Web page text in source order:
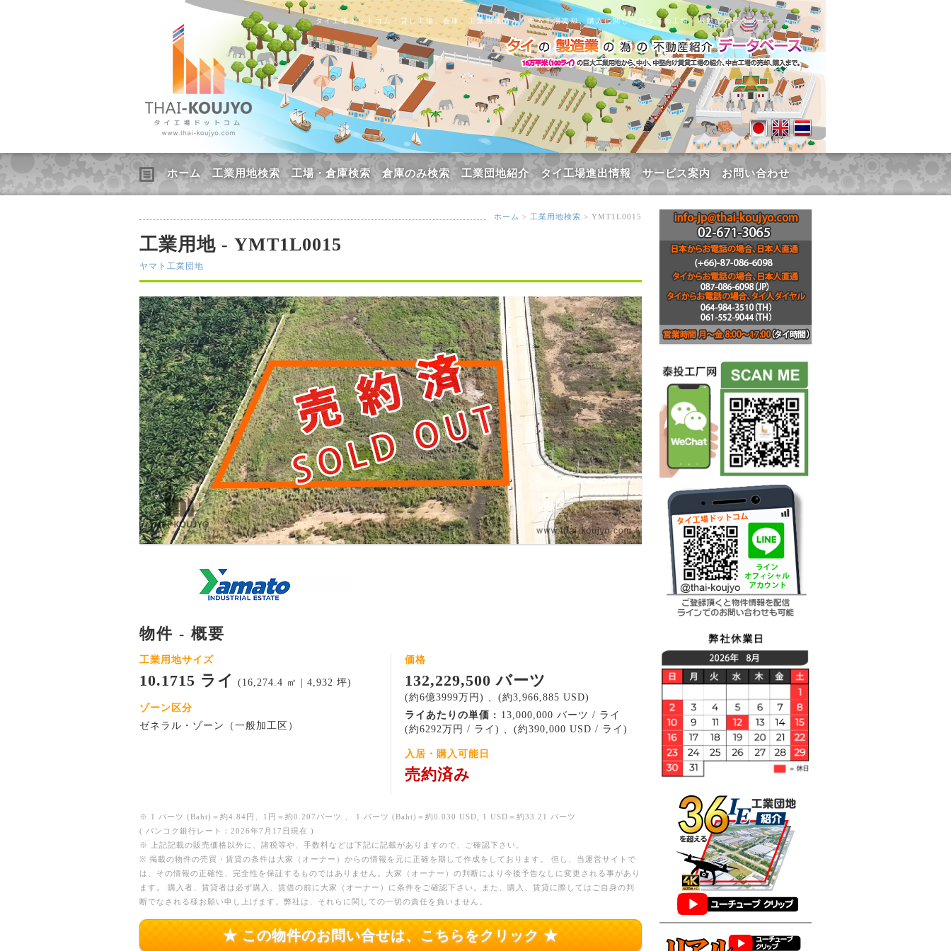
タイ工場ドットコム：貸し工場、倉庫、工業用地購入、中古工場売却、購入に関してのタイの工場・不動産データベース
ホーム 工業用地検索 工場・倉庫検索 倉庫のみ検索 工業団地紹介 タイ工場進出情報 サービス案内 お問い合わせ
ホーム > 工業用地検索 > YMT1L0015
工業用地 - YMT1L0015
ヤマト工業団地
物件 - 概要
工業用地サイズ
10.1715 ライ (16,274.4 ㎡ | 4,932 坪)
ゾーン区分
ゼネラル・ゾーン（一般加工区）
価格
132,229,500 バーツ
(約6億3999万円) 、(約3,966,885 USD)
ライあたりの単価 : 13,000,000 バーツ / ライ
(約6292万円 / ライ) 、(約390,000 USD / ライ)
入居・購入可能日
売約済み
※ 1 バーツ (Baht)＝約4.84円、1円＝約0.207バーツ 、 1 バーツ (Baht)＝約0.030 USD, 1 USD＝約33.21 バーツ
( バンコク銀行レート：2026年7月17日現在 )
※ 上記記載の販売価格以外に、諸税等や、手数料などは下記に記載がありますので、ご確認下さい。
※ 掲載の物件の売買・賃貸の条件は大家（オーナー）からの情報を元に正確を期して作成をしております。 但し、当運営サイトで
は、その情報の正確性、完全性を保証するものではありません。大家（オーナー）の判断により今後予告なしに変更される事があり
ます。 購入者、賃貸者は必ず購入、賃借の前に大家（オーナー）に条件をご確認下さい。また、購入、賃貸に際してはご自身の判
断でなされる様お願い申し上げます。弊社は、それらに関しての一切の責任を負いません。
★ この物件のお問い合せは、こちらをクリック ★